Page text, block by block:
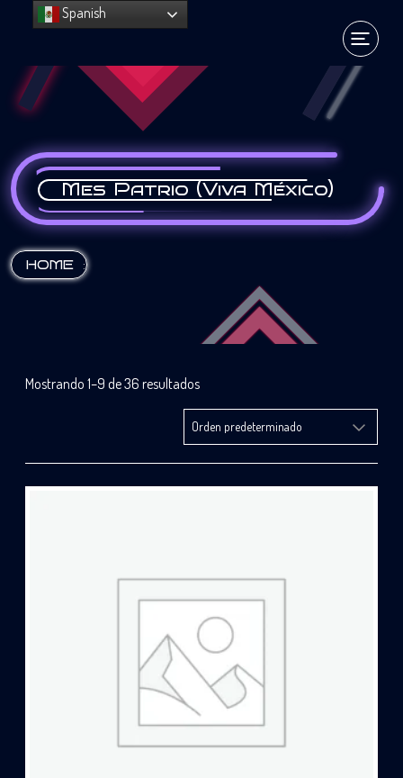
Mes Patrio (Viva México)
HOME :
Mostrando 1–9 de 36 resultados
Spanish